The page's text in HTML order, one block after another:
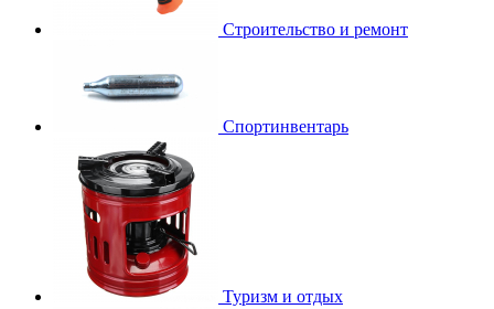
Строительство и ремонт
Спортинвентарь
Туризм и отдых